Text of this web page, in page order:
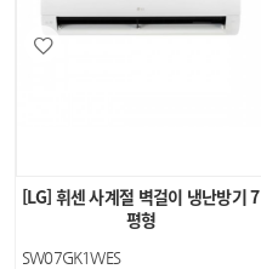
[LG] 휘센 사계절 벽걸이 냉난방기 7
평형
SW07GK1WES